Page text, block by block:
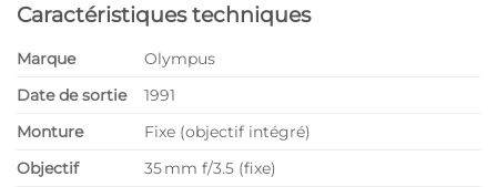
Caractéristiques techniques
Marque
Olympus
Date de sortie
1991
Monture
Fixe (objectif intégré)
Objectif
35 mm f/3.5 (fixe)